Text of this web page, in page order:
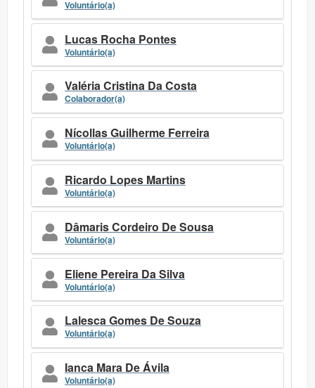
Voluntário(a)
Lucas Rocha Pontes
Voluntário(a)
Valéria Cristina Da Costa
Colaborador(a)
Nícollas Guilherme Ferreira
Voluntário(a)
Ricardo Lopes Martins
Voluntário(a)
Dâmaris Cordeiro De Sousa
Voluntário(a)
Eliene Pereira Da Silva
Voluntário(a)
Lalesca Gomes De Souza
Voluntário(a)
Ianca Mara De Ávila
Voluntário(a)